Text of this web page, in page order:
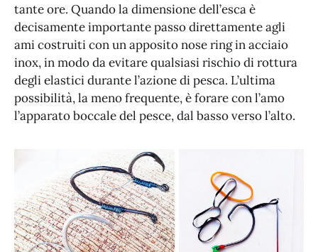
tante ore. Quando la dimensione dell’esca è
decisamente importante passo direttamente agli
ami costruiti con un apposito nose ring in acciaio
inox, in modo da evitare qualsiasi rischio di rottura
degli elastici durante l’azione di pesca. L’ultima
possibilità, la meno frequente, è forare con l’amo
l’apparato boccale del pesce, dal basso verso l’alto.